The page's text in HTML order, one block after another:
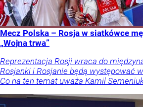
Mecz Polska – Rosja w siatkówce
„Wojna trwa”
Reprezentacja Rosji wraca do
Rosjanki i Rosjanie będą występować
Co na ten temat uważa Kamil